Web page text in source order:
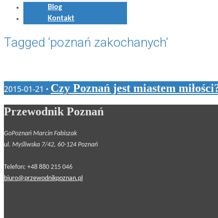
Blog
Kontakt
Tagged ‘poznań zakochanych’
2015-01-21 • Czy Poznań jest miastem
Przewodnik Poznań
GoPoznań Marcin Fabiszak
ul. Myśliwska 7/42, 60-124 Poznań
Telefon: +48 880 215 046
biuro@przewodnikpoznan.pl